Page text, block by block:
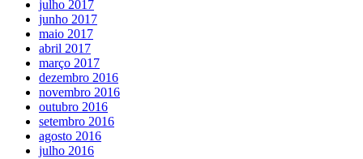
julho 2017
junho 2017
maio 2017
abril 2017
março 2017
dezembro 2016
novembro 2016
outubro 2016
setembro 2016
agosto 2016
julho 2016